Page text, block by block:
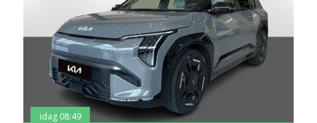
idag 08:49